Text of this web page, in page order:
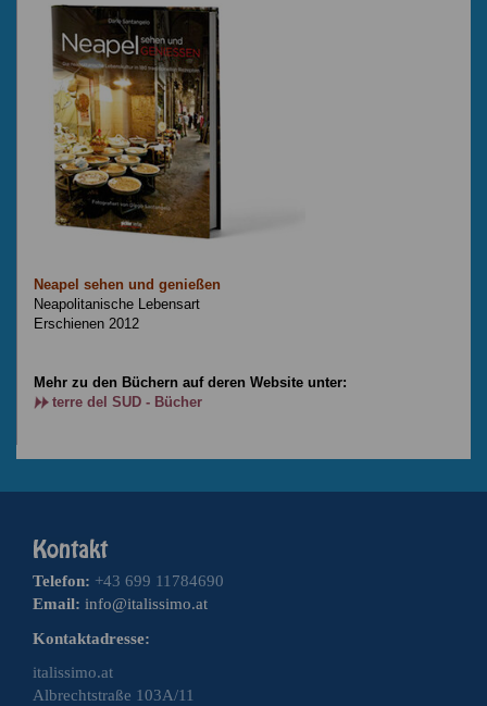
Neapel sehen und genießen
Neapolitanische Lebensart
Erschienen 2012
Mehr zu den Büchern auf deren Website unter:
terre del SUD - Bücher
Telefon: +43 699 11784690
Email: info@italissimo.at
Kontaktadresse:
italissimo.at
Albrechtstraße 103A/11